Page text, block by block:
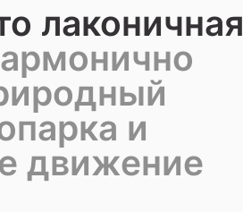
лаконичная
и
движение